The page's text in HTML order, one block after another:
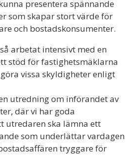
presentera spännande
som skapar stort värde för
och bostadskonsumenter.
arbetat intensivt med en
stöd för fastighetsmäklarna
vissa skyldigheter enligt
utredning om införandet av
där vi har goda
utredaren ska lämna ett
som underlättar vardagen
tryggare för